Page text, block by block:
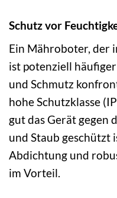
Schutz vor
Ein Mähroboter, der
ist potenziell
und Schmutz
hohe Schutzklasse
gut das Gerät gegen
und Staub geschützt
Abdichtung und
im Vorteil.